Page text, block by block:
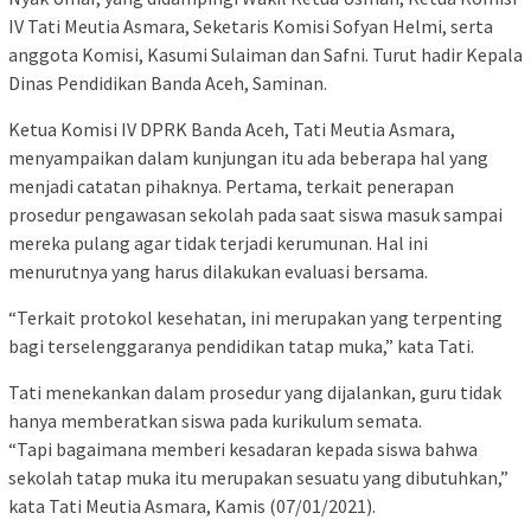
IV Tati Meutia Asmara, Seketaris Komisi Sofyan Helmi, serta
anggota Komisi, Kasumi Sulaiman dan Safni. Turut hadir Kepala
Dinas Pendidikan Banda Aceh, Saminan.
Ketua Komisi IV DPRK Banda Aceh, Tati Meutia Asmara,
menyampaikan dalam kunjungan itu ada beberapa hal yang
menjadi catatan pihaknya. Pertama, terkait penerapan
prosedur pengawasan sekolah pada saat siswa masuk sampai
mereka pulang agar tidak terjadi kerumunan. Hal ini
menurutnya yang harus dilakukan evaluasi bersama.
“Terkait protokol kesehatan, ini merupakan yang terpenting
bagi terselenggaranya pendidikan tatap muka,” kata Tati.
Tati menekankan dalam prosedur yang dijalankan, guru tidak
hanya memberatkan siswa pada kurikulum semata.
“Tapi bagaimana memberi kesadaran kepada siswa bahwa
sekolah tatap muka itu merupakan sesuatu yang dibutuhkan,”
kata Tati Meutia Asmara, Kamis (07/01/2021).